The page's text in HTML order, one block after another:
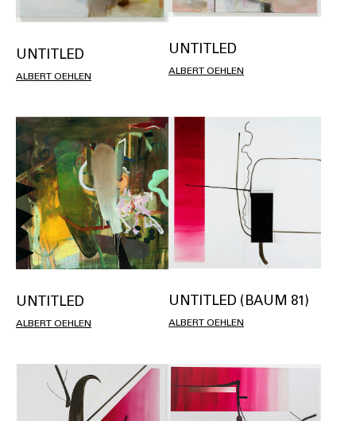
UNTITLED
ALBERT OEHLEN
UNTITLED
ALBERT OEHLEN
UNTITLED
ALBERT OEHLEN
UNTITLED (BAUM 81)
ALBERT OEHLEN